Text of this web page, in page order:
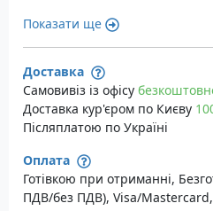
Показати ще
Доставка
Самовивіз із офісу
Доставка кур'єром по Києву
Післяплатою по Україні
Оплата
Готівкою при отриманні,
ПДВ/без ПДВ), Visa/